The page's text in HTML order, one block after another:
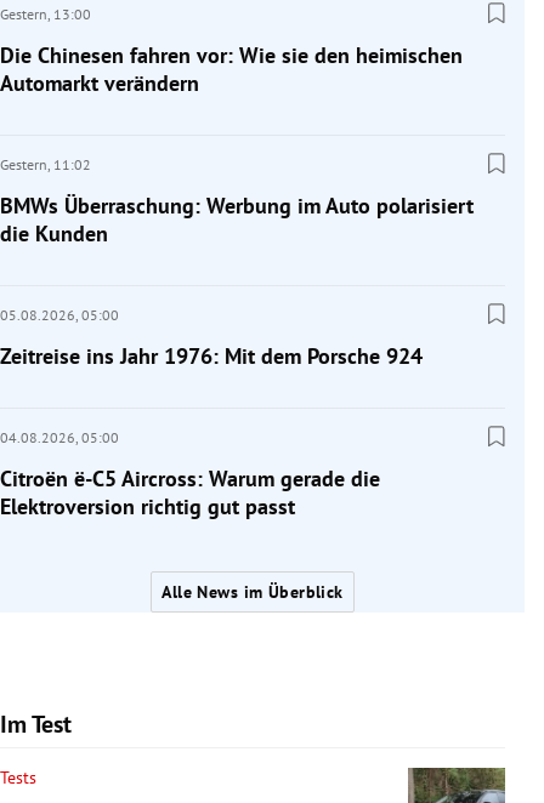
Gestern, 13:00
Die Chinesen fahren vor: Wie sie den heimischen
Automarkt verändern
Gestern, 11:02
BMWs Überraschung: Werbung im Auto polarisiert
die Kunden
05.08.2026, 05:00
Zeitreise ins Jahr 1976: Mit dem Porsche 924
04.08.2026, 05:00
Citroën ë-C5 Aircross: Warum gerade die
Elektroversion richtig gut passt
Alle News im Überblick
Im Test
Tests